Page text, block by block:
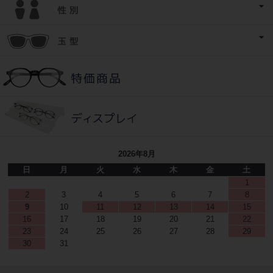
2026年8月
日
月 火 水 木 金
土
1
2
3 4 5 6 7
8
9
10 11 12 13 14
15
16
17 18 19 20 21
22
23
24 25 26 27 28
29
30
31